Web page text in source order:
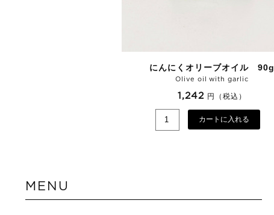
にんにくオリーブオイル 90g
Olive oil with garlic
1,242 円（税込）
カートに入れる
MENU